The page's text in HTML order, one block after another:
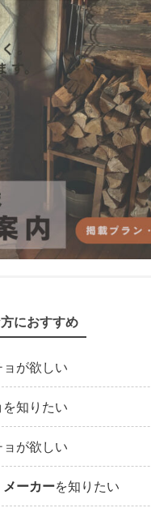
におすすめ
が欲しい
を知りたい
が欲しい
ーカーを知りたい